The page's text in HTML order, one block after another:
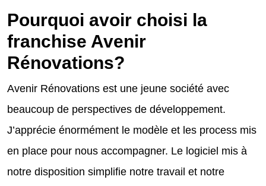
Pourquoi avoir choisi la
franchise Avenir
Rénovations?
Avenir Rénovations est une jeune société avec
beaucoup de perspectives de développement.
J’apprécie énormément le modèle et les process mis
en place pour nous accompagner. Le logiciel mis à
notre disposition simplifie notre travail et notre